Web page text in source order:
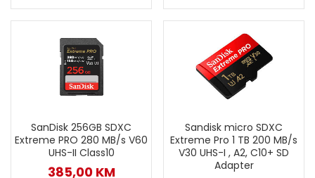
SanDisk 256GB SDXC
Extreme PRO 280 MB/s V60
UHS-II Class10
385,00 KM
Sandisk micro SDXC
Extreme Pro 1 TB 200 MB/s
V30 UHS-I , A2, C10+ SD
Adapter